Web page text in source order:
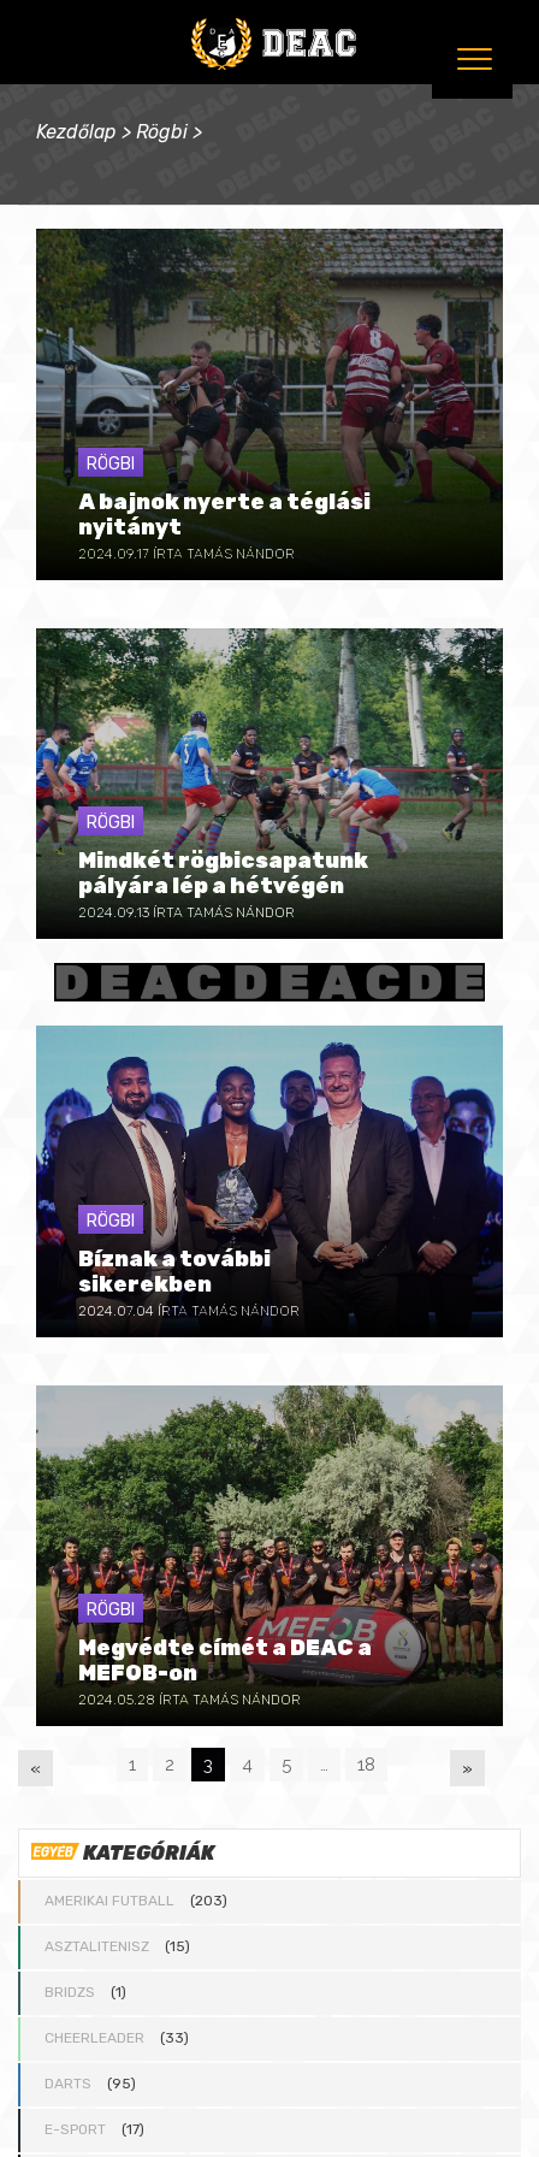
Kezdőlap > Rögbi >
RÖGBI
A bajnok nyerte a téglási
nyitányt
2024.09.17 ÍRTA TAMÁS NÁNDOR
RÖGBI
Mindkét rögbicsapatunk
pályára lép a hétvégén
2024.09.13 ÍRTA TAMÁS NÁNDOR
RÖGBI
Bíznak a további
sikerekben
2024.07.04 ÍRTA TAMÁS NÁNDOR
RÖGBI
Megvédte címét a DEAC a
MEFOB-on
2024.05.28 ÍRTA TAMÁS NÁNDOR
P
A
G
E
S
« 1 2 3 4 5 … 18 »
KATEGÓRIÁK
AMERIKAI FUTBALL (203)
ASZTALITENISZ (15)
BRIDZS (1)
CHEERLEADER (33)
DARTS (95)
E-SPORT (17)